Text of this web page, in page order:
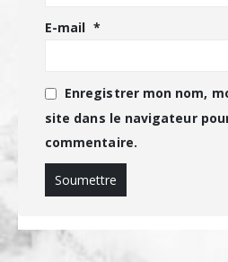
E-mail *
Enregistrer mon nom,
site dans le navigateur
commentaire.